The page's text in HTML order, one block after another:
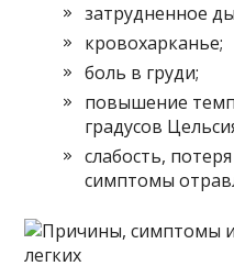
затрудненное
кровохарканье;
боль в груди;
повышение
градусов
слабость,
симптомы